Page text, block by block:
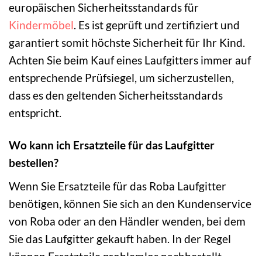
europäischen Sicherheitsstandards für
Kindermöbel. Es ist geprüft und zertifiziert und
garantiert somit höchste Sicherheit für Ihr Kind.
Achten Sie beim Kauf eines Laufgitters immer auf
entsprechende Prüfsiegel, um sicherzustellen,
dass es den geltenden Sicherheitsstandards
entspricht.
Wo kann ich Ersatzteile für das Laufgitter
bestellen?
Wenn Sie Ersatzteile für das Roba Laufgitter
benötigen, können Sie sich an den Kundenservice
von Roba oder an den Händler wenden, bei dem
Sie das Laufgitter gekauft haben. In der Regel